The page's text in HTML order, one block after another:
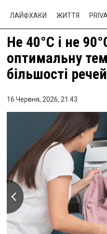
ЛАЙФХАКИ ЖИТТЯ
Не 40°C і не
оптимальну
більшості речей
16 Червня, 2026, 21:43